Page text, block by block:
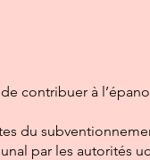
contribuer à
du
par les autorités